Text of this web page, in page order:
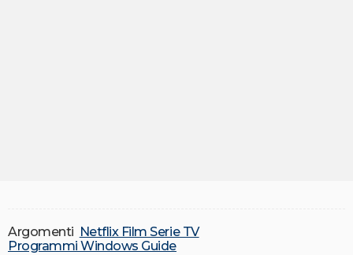
Argomenti Netflix Film Serie TV
Programmi Windows Guide